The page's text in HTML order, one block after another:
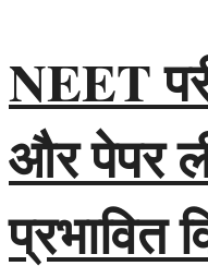
NEET
और पेपर
प्रभावित